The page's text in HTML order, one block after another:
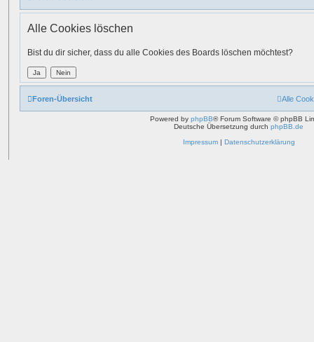
Alle Cookies löschen
Bist du dir sicher, dass du alle Cookies des Boards löschen möchtest?
Foren-Übersicht Alle
Powered by phpBB® Forum Software © phpBB
Deutsche Übersetzung durch phpBB.de
Impressum| Datenschutzerklärung